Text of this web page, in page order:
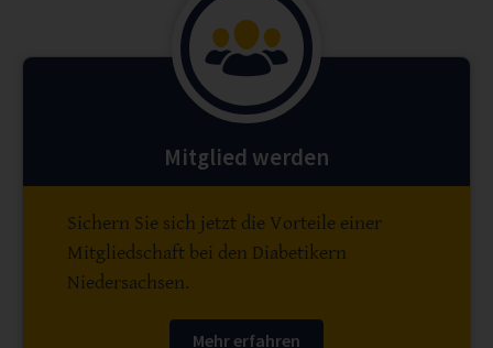
Mitglied werden
Sichern Sie sich jetzt die Vorteile einer
Mitgliedschaft bei den Diabetikern
Niedersachsen.
Mehr erfahren